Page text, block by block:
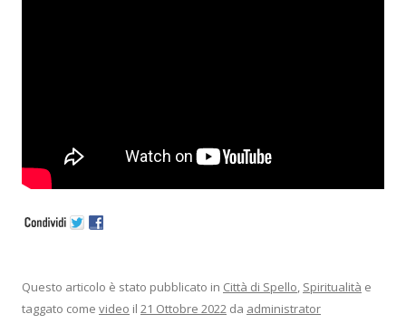
Questo articolo è stato pubblicato in Città di Spello, Spiritualità e
taggato come video il 21 Ottobre 2022 da administrator